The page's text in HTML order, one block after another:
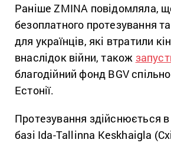
Раніше ZMINA повідомляла,
безоплатного протезування та
для українців, які втратили
внаслідок війни, також
благодійний фонд BGV
Естонії.
Протезування здійснюється в
базі Ida-Tallinna Keskhaigla